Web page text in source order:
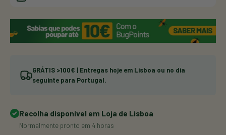
GRÁTIS >100€ | Entregas hoje em Lisboa ou no dia
seguinte para Portugal.
Recolha disponível em Loja de Lisboa
Normalmente pronto em 4 horas